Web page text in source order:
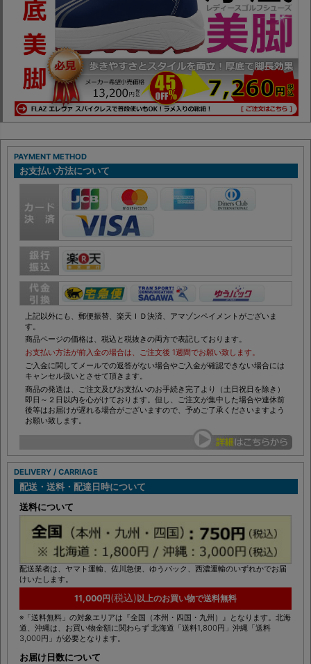
PAYMENT METHOD
お支払い方法について
上記以外にも、郵便振替、楽天ＩＤ決済、アマゾンペイメントがございま
す。
商品ページの価格は、税込と税抜きの両方で表記しております。
お支払い方法が前入金の場合は、ご注文後 1週間でお願い致します。
ご入金に関してメールでの返答がない場合やご入金が確認できない場合には
キャンセル扱いとさせて頂きます。
商品の発送は、ご注文及びお支払いのお手続き完了より（土日祝日を除き）
即日～２日以内を心がけております。但し、ご注文が集中した場合や連休前
後等はお届けが遅れる場合がございますので、予めご了承くださいますよう
お願い致します。
DELIVERY / CARRIAGE
配送・送料・配達日時について
送料について
配送業者は、ヤマト運輸、佐川急便、ゆうパック、西濃運輸のいずれかでお届
11,000円(税込)以上のお買い物で送料無料
※「送料無料」の対象エリアは『全国（本州・四国・九州）』となります。北海
道、沖縄は、お買い物金額に関わらず 北海道「送料1,800円」沖縄「送料
3,000円」が必要となります。